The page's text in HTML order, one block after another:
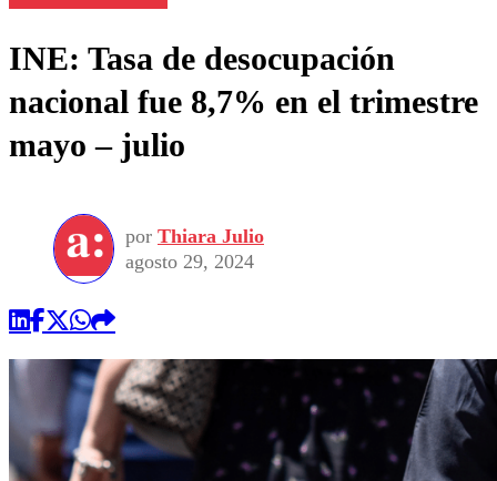
INE: Tasa de desocupación
nacional fue 8,7% en el trimestre
mayo – julio
por Thiara Julio
agosto 29, 2024